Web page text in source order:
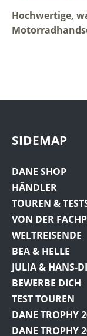
Hochwertige,
SIDEMAP
DANE SHOP
HÄNDLER
TOUREN &
VON DER
WELTREISENDE
BEA & HELLE
JULIA & HANS-
BEWERBE DICH
TEST TOUREN
DANE TROPHY
DANE TROPHY